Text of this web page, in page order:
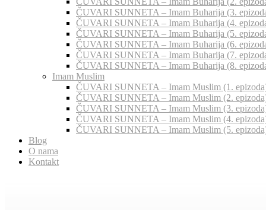
ČUVARI SUNNETA – Imam Buharija (3.
ČUVARI SUNNETA – Imam Buharija (4.
ČUVARI SUNNETA – Imam Buharija (5.
ČUVARI SUNNETA – Imam Buharija (6.
ČUVARI SUNNETA – Imam Buharija (7.
ČUVARI SUNNETA – Imam Buharija (8.
Imam Muslim
ČUVARI SUNNETA – Imam Muslim (1.
ČUVARI SUNNETA – Imam Muslim (2.
ČUVARI SUNNETA – Imam Muslim (3.
ČUVARI SUNNETA – Imam Muslim (4.
ČUVARI SUNNETA – Imam Muslim (5.
Blog
O nama
Kontakt